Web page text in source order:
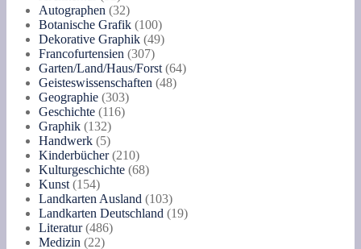
Produkte
Autographen 3232
Produkte
Botanische Grafik 100100
Produkte
Dekorative Graphik 4949
Francofurtensien 307307
Produkte
Garten/Land/Haus/Forst 6464
Geisteswissenschaften 4848
Geographie 303303
Produkte
Geschichte 116116
Graphik 132132
Produkte
Handwerk 55
Produkte
Kinderbücher 210210
Produkte
Kulturgeschichte 6868
Kunst 154154
Produkte
Landkarten Ausland 103103
Produkte
Landkarten Deutschland 1919
Literatur 486486
Medizin 2222